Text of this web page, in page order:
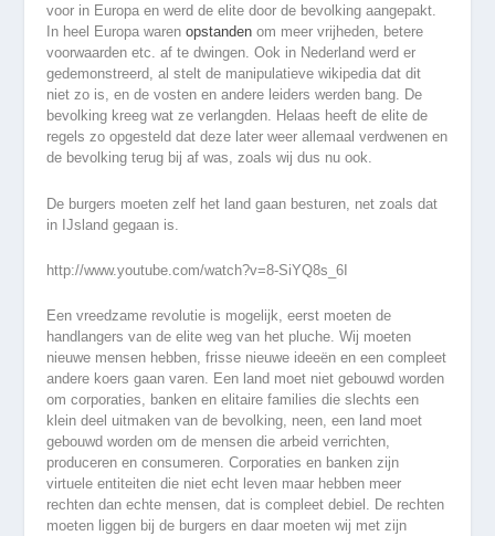
voor in Europa en werd de elite door de bevolking aangepakt.
In heel Europa warenopstanden om meer vrijheden, betere
voorwaarden etc. af te dwingen. Ook in Nederland werd er
gedemonstreerd, al stelt de manipulatieve wikipedia dat dit
niet zo is, en de vosten en andere leiders werden bang. De
bevolking kreeg wat ze verlangden. Helaas heeft de elite de
regels zo opgesteld dat deze later weer allemaal verdwenen en
de bevolking terug bij af was, zoals wij dus nu ook.
De burgers moeten zelf het land gaan besturen, net zoals dat
in IJsland gegaan is.
http://www.youtube.com/watch?v=8-SiYQ8s_6I
Een vreedzame revolutie is mogelijk, eerst moeten de
handlangers van de elite weg van het pluche. Wij moeten
nieuwe mensen hebben, frisse nieuwe ideeën en een compleet
andere koers gaan varen. Een land moet niet gebouwd worden
om corporaties, banken en elitaire families die slechts een
klein deel uitmaken van de bevolking, neen, een land moet
gebouwd worden om de mensen die arbeid verrichten,
produceren en consumeren. Corporaties en banken zijn
virtuele entiteiten die niet echt leven maar hebben meer
rechten dan echte mensen, dat is compleet debiel. De rechten
moeten liggen bij de burgers en daar moeten wij met zijn